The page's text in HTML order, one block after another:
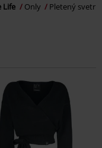
Life Only Pletený svetr